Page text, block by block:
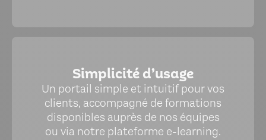
Simplicité d’usage
Un portail simple et intuitif pour vos
clients, accompagné de formations
disponibles auprès de nos équipes
ou via notre plateforme e-learning.